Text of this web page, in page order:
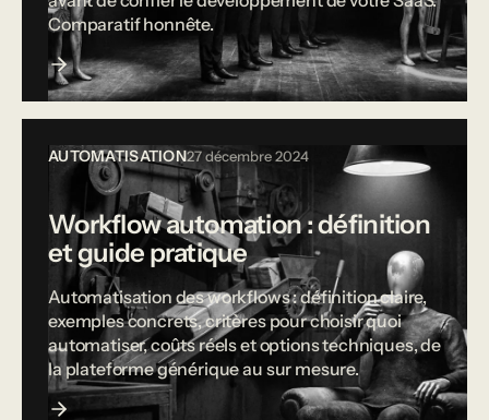
Comparatif honnête.
AUTOMATISATION27 décembre 2024
Workflow automation : définition
et guide pratique
Automatisation des workflows : définition claire,
exemples concrets, critères pour choisir quoi
automatiser, coûts réels et options techniques, de
la plateforme générique au sur mesure.